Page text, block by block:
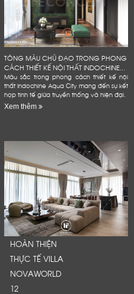
TÔNG MÀU CHỦ ĐẠO TRONG PHONG
CÁCH THIẾT KẾ NỘI THẤT INDOCHINE...
Màu sắc trong phong cách thiết kế nội
thất Indochine Aqua City mang đến sự kết
hợp tinh tế giữa truyền thống và hiện đại.
Xem thêm
HOÀN THIỆN
THỰC TẾ VILLA
NOVAWORLD
12
ƠN